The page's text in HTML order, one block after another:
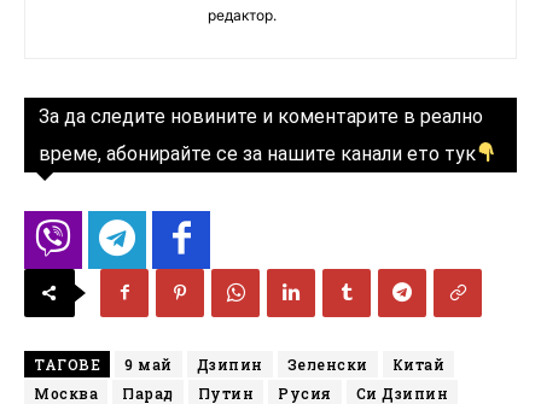
редактор.
За да следите новините и коментарите в реално
време, абонирайте се за нашите канали ето тук
ТАГОВЕ 9 май Дзипин Зеленски
Китай
Москва
Парад Путин Русия Си Дзипин